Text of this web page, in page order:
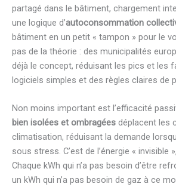
partagé dans le bâtiment, chargement
une logique d’autoconsommation
bâtiment en un petit « tampon » pour le
pas de la théorie : des municipalités
déjà le concept, réduisant les pics et les
logiciels simples et des règles claires de
Non moins important est l’efficacité
bien isolées et ombragées déplacent les
climatisation, réduisant la demande
sous stress. C’est de l’énergie « invisible
Chaque kWh qui n’a pas besoin d’être
un kWh qui n’a pas besoin de gaz à ce